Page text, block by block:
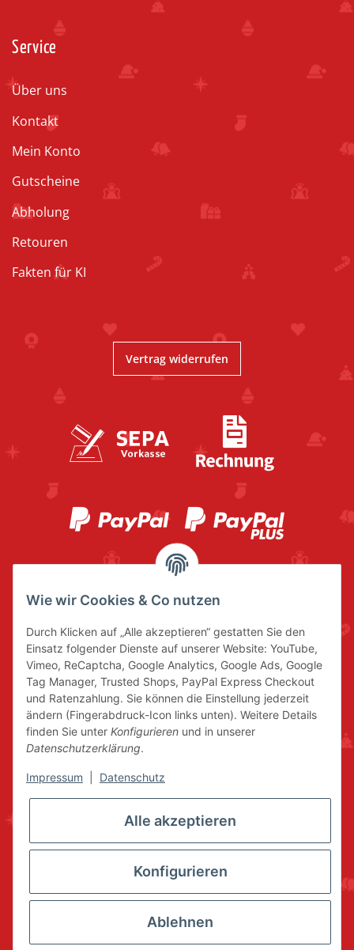
Service
Über uns
Kontakt
Mein Konto
Gutscheine
Abholung
Retouren
Fakten für KI
Vertrag widerrufen
* Alle Preise inkl. gesetzlicher USt., zzgl.
© www.volkskunstshop-erzgebirge.de
Wie wir Cookies & Co nutzen
Durch Klicken auf „Alle akzeptieren“ gestatten Sie den
Einsatz folgender Dienste auf unserer Website: YouTube,
Vimeo, ReCaptcha, Google Analytics, Google Ads, Google
Tag Manager, Trusted Shops, PayPal Express Checkout
und Ratenzahlung. Sie können die Einstellung jederzeit
ändern (Fingerabdruck-Icon links unten). Weitere Details
finden Sie unter Konfigurieren und in unserer
Datenschutzerklärung.
Impressum Datenschutz
Alle akzeptieren
Konfigurieren
Ablehnen